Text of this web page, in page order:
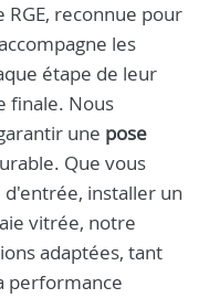
reconnue pour
les
étape de leur
finale. Nous
une pose
Que vous
installer un
vitrée, notre
adaptées, tant
performance